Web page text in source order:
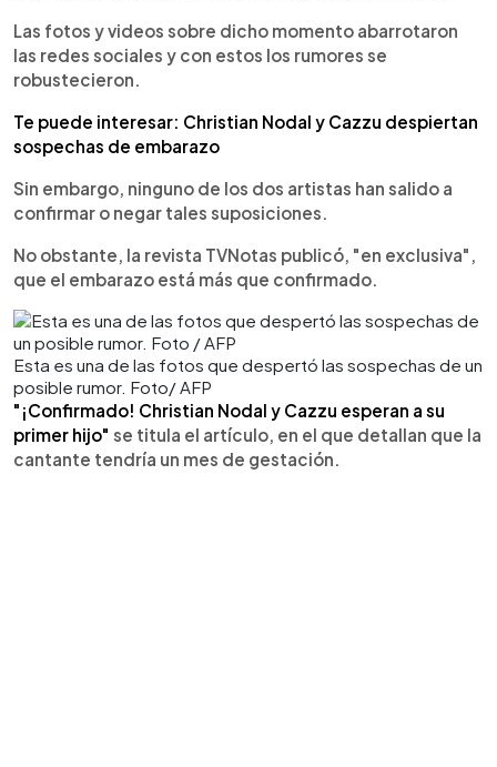
Las fotos y videos sobre dicho momento abarrotaron
las redes sociales y con estos los rumores se
robustecieron.
Te puede interesar: Christian Nodal y Cazzu despiertan
sospechas de embarazo
Sin embargo, ninguno de los dos artistas han salido a
confirmar o negar tales suposiciones.
No obstante, la revista TVNotas publicó, "en exclusiva",
que el embarazo está más que confirmado.
Esta es una de las fotos que despertó las sospechas de un
posible rumor. Foto/ AFP
"¡Confirmado! Christian Nodal y Cazzu esperan a su
primer hijo" se titula el artículo, en el que detallan que la
cantante tendría un mes de gestación.